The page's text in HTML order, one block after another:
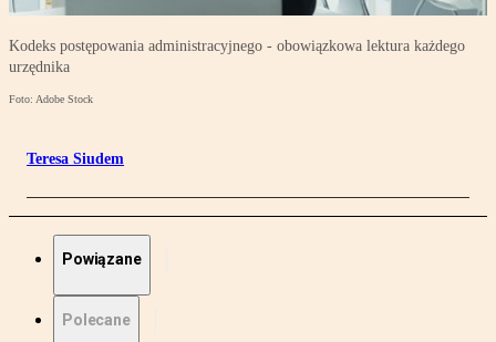
Kodeks postępowania administracyjnego - obowiązkowa lektura każdego
urzędnika
Foto: Adobe Stock
Teresa Siudem
Powiązane
Polecane